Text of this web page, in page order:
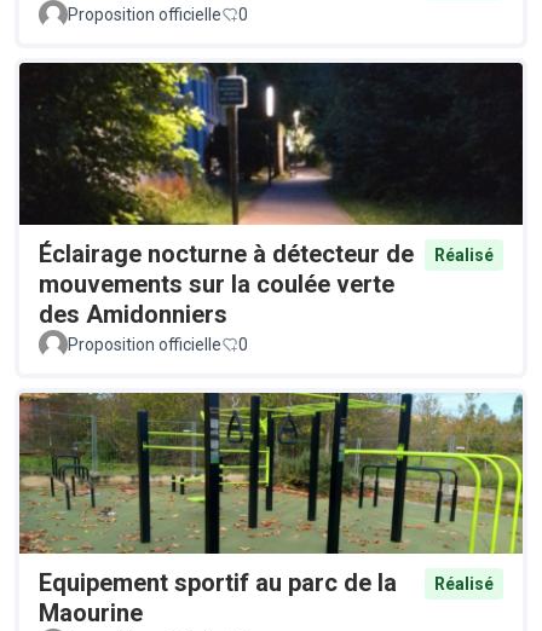
Proposition officielle
0
Éclairage nocturne à détecteur de
mouvements sur la coulée verte
des Amidonniers
Réalisé
Proposition officielle 0
Equipement sportif au parc de la
Maourine
Réalisé